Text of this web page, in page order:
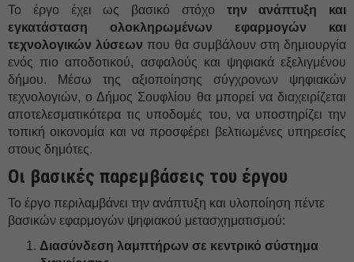
Το έργο έχει ως βασικό στόχο την ανάπτυξη και
εγκατάσταση ολοκληρωμένων εφαρμογών και
τεχνολογικών λύσεων που θα συμβάλουν στη δημιουργία
ενός πιο αποδοτικού, ασφαλούς και ψηφιακά εξελιγμένου
δήμου. Μέσω της αξιοποίησης σύγχρονων ψηφιακών
τεχνολογιών, ο Δήμος Σουφλίου θα μπορεί να διαχειρίζεται
αποτελεσματικότερα τις υποδομές του, να υποστηρίζει την
τοπική οικονομία και να προσφέρει βελτιωμένες υπηρεσίες
στους δημότες.
Οι βασικές παρεμβάσεις του έργου
Το έργο περιλαμβάνει την ανάπτυξη και υλοποίηση πέντε
βασικών εφαρμογών ψηφιακού μετασχηματισμού:
Διασύνδεση λαμπτήρων σε κεντρικό σύστημα